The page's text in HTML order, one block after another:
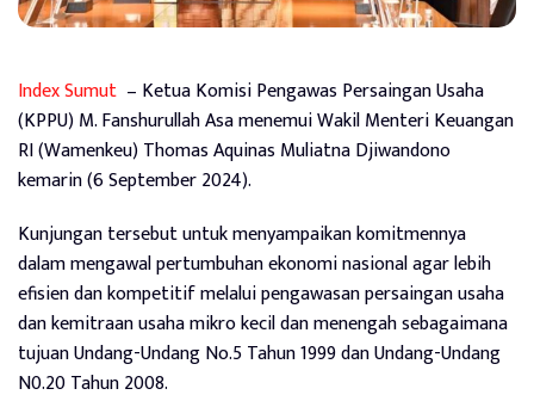
Index Sumut – Ketua Komisi Pengawas Persaingan Usaha
(KPPU) M. Fanshurullah Asa menemui Wakil Menteri Keuangan
RI (Wamenkeu) Thomas Aquinas Muliatna Djiwandono
kemarin (6 September 2024).
Kunjungan tersebut untuk menyampaikan komitmennya
dalam mengawal pertumbuhan ekonomi nasional agar lebih
efisien dan kompetitif melalui pengawasan persaingan usaha
dan kemitraan usaha mikro kecil dan menengah sebagaimana
tujuan Undang-Undang No.5 Tahun 1999 dan Undang-Undang
N0.20 Tahun 2008.